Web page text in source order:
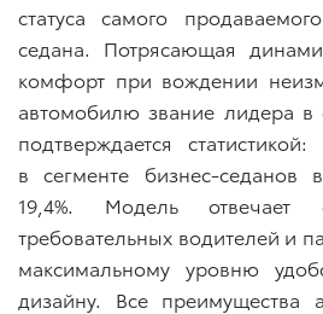
статуса самого
седана. Потрясающая
комфорт при вождении
автомобилю звание лидера в
подтверждается
в сегменте бизнес-седанов
19,4%. Модель отвечает
требовательных водителей и
максимальному уровню
дизайну. Все преимущества